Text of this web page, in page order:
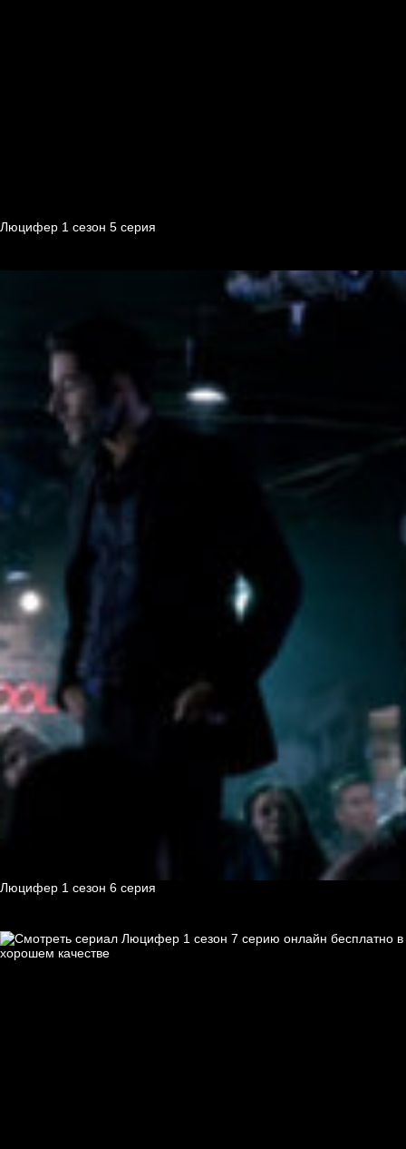
Люцифер 1 cезон 5 cерия
Люцифер 1 cезон 6 cерия